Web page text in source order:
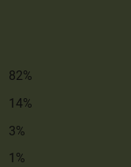
82%
14%
3%
1%